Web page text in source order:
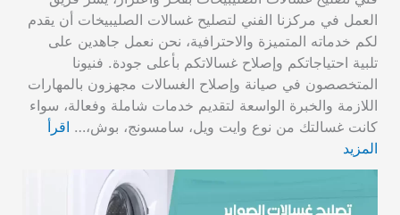
العمل في مركزنا الفني لتصليح غسالات الصليبيخات أن يقدم
لكم خدماته المتميزة والاحترافية، نحن نعمل جاهدين على
تلبية احتياجاتكم وإصلاح غسالاتكم بأعلى جودة. فنيونا
المتخصصون في صيانة وإصلاح الغسالات مجهزون بالمهارات
اللازمة والخبرة الواسعة لتقديم خدمات شاملة وفعالة، سواء
كانت غسالتك من نوع وايت ويل، سامسونج، بوش،… اقرأ
المزيد